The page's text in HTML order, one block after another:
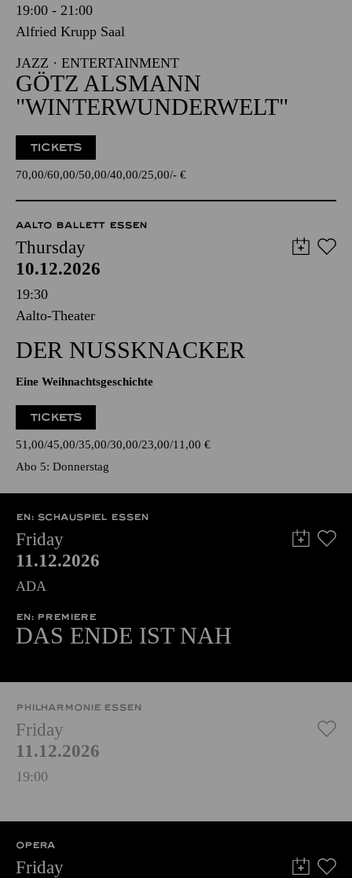
19:00 - 21:00
Alfried Krupp Saal
JAZZ · ENTERTAINMENT
GÖTZ ALSMANN
"WINTERWUNDERWELT"
TICKETS
70,00 60,00 50,00 40,00 25,00 - €
AALTO BALLETT ESSEN
Thursday
10.12.2026
19:30
Aalto-Theater
DER NUSSKNACKER
Eine Weihnachtsgeschichte
TICKETS
51,00 45,00 35,00 30,00 23,00 11,00 €
Abo 5: Donnerstag
EN: SCHAUSPIEL ESSEN
Friday
11.12.2026
ADA
EN: PREMIERE
DAS ENDE IST NAH
PHILHARMONIE ESSEN
Friday
11.12.2026
19:00
OPERA
Friday